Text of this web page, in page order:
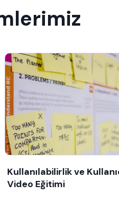
Kullanılabilirlik ve
Video Eğitimi